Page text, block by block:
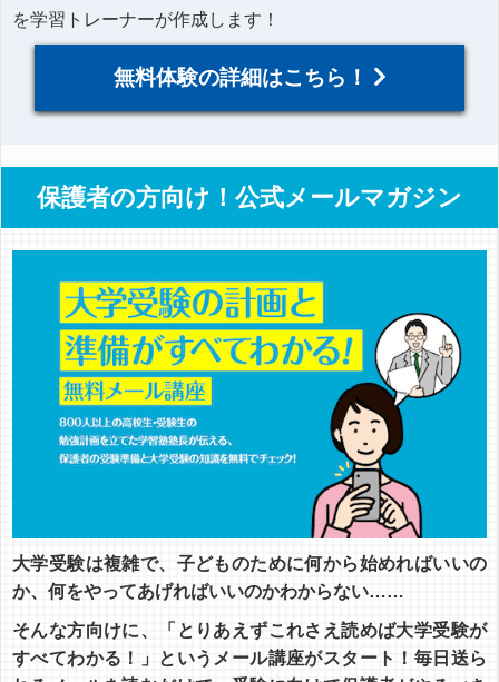
を学習トレーナーが作成します！
無料体験の詳細はこちら！
保護者の方向け！公式メールマガジン
大学受験は複雑で、子どものために何から始めればいいの
か、何をやってあげればいいのかわからない……
そんな方向けに、「とりあえずこれさえ読めば大学受験が
すべてわかる！」というメール講座がスタート！毎日送ら